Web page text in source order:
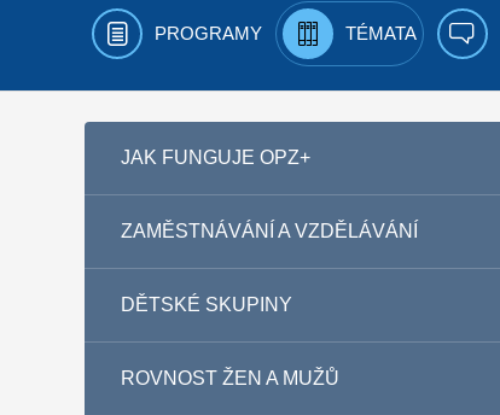
PROGRAMY TÉMATA
JAK FUNGUJE OPZ+
ZAMĚSTNÁVÁNÍ A VZDĚLÁVÁNÍ
DĚTSKÉ SKUPINY
ROVNOST ŽEN A MUŽŮ